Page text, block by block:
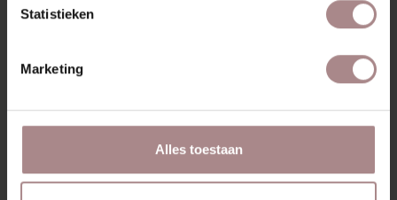
Statistieken
Marketing
Alles toestaan
LUMI EIKEN |